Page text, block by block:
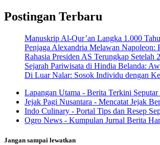
Postingan Terbaru
Manuskrip Al-Qur’an Langka 1.000
Penjaga Alexandria Melawan Napoleon:
Rahasia Presiden AS Terungkap
Sejarah Pariwisata di Hindia Belanda:
Di Luar Nalar: Sosok Individu dengan
Lapangan Utama - Berita Terkini
Jejak Pagi Nusantara - Mencatat Jejak
Indo Culinary - Portal Tips dan Resep
Ogro News - Kumpulan Jurnal Berita
Jangan sampai lewatkan